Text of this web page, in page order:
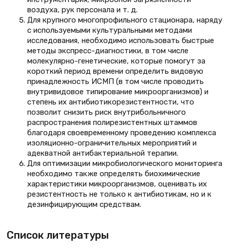
воздуха, рук персонала и т. д.
Для крупного многопрофильного стационара, наряду
с используемыми культуральными методами
исследования, необходимо использовать быстрые
методы экспресс-диагностики, в том числе
молекулярно-генетические, которые помогут за
короткий период времени определить видовую
принадлежность ИСМП (в том числе проводить
внутривидовое типирование микроорганизмов) и
степень их антибиотикорезистентности, что
позволит снизить риск внутрибольничного
распространения полирезистентных штаммов
благодаря своевременному проведению комплекса
изоляционно-ограничительных мероприятий и
адекватной антибактериальной терапии.
Для оптимизации микробиологического мониторинга
необходимо также определять биохимические
характеристики микроорганизмов, оценивать их
резистентность не только к антибиотикам, но и к
дезинфицирующим средствам.
Список литературы